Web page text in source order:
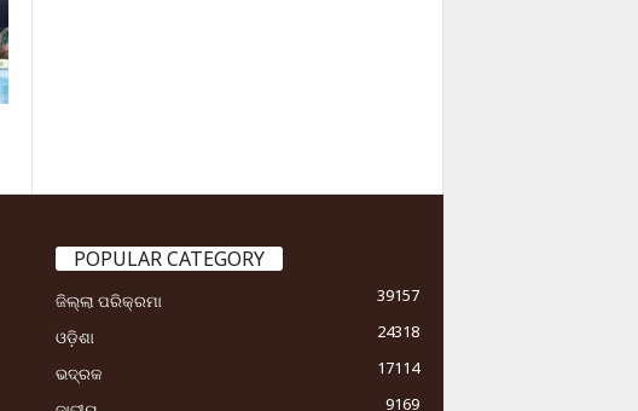
POPULAR CATEGORY
ଜିଲ୍ଲା ପରିକ୍ରମା
39157
ଓଡ଼ିଶା
24318
ଭଦ୍ରକ
17114
9169